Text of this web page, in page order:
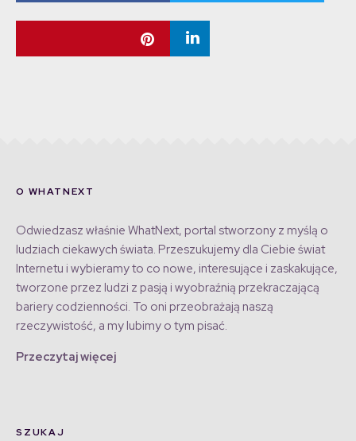
O WHATNEXT
Odwiedzasz właśnie WhatNext, portal stworzony z myślą o
ludziach ciekawych świata. Przeszukujemy dla Ciebie świat
Internetu i wybieramy to co nowe, interesujące i zaskakujące,
tworzone przez ludzi z pasją i wyobraźnią przekraczającą
bariery codzienności. To oni przeobrażają naszą
rzeczywistość, a my lubimy o tym pisać.
Przeczytaj więcej
SZUKAJ